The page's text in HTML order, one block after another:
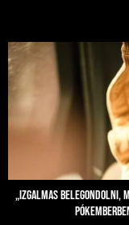
„Izgalmas belegondolni,